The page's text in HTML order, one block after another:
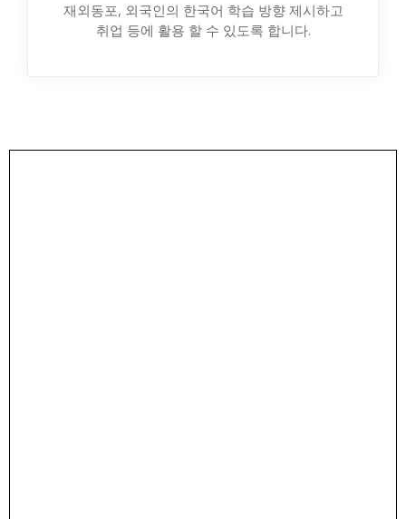
재외동포, 외국인의 한국어 학습 방향 제시하고
취업 등에 활용 할 수 있도록 합니다.